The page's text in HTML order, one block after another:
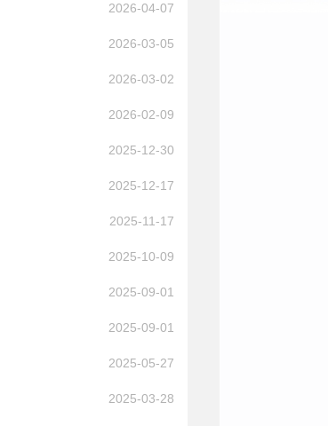
2026-04-07
2026-03-05
2026-03-02
2026-02-09
2025-12-30
2025-12-17
2025-11-17
2025-10-09
2025-09-01
2025-09-01
2025-05-27
2025-03-28